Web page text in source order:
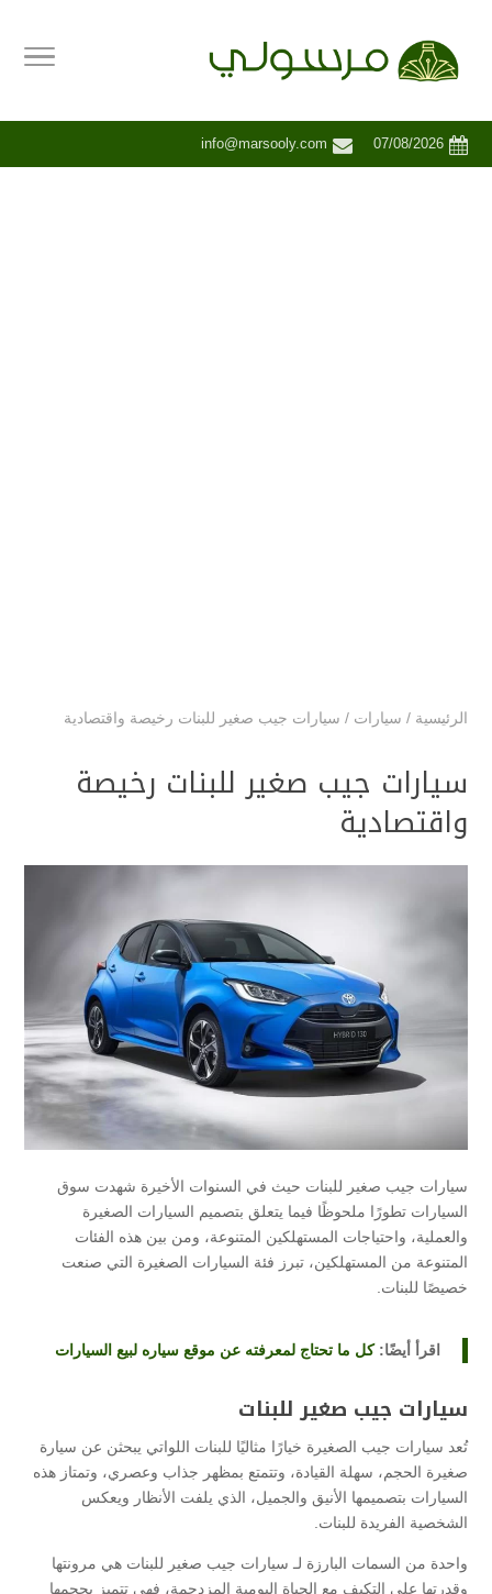
07/08/2026
info@marsooly.com
الرئيسية / سيارات / سيارات جيب صغير للبنات رخيصة واقتصادية
سيارات جيب صغير للبنات رخيصة
واقتصادية
سيارات جيب صغير للبنات حيث في السنوات الأخيرة شهدت سوق
السيارات تطورًا ملحوظًا فيما يتعلق بتصميم السيارات الصغيرة
والعملية، واحتياجات المستهلكين المتنوعة، ومن بين هذه الفئات
المتنوعة من المستهلكين، تبرز فئة السيارات الصغيرة التي صنعت
خصيصًا للبنات.
اقرأ أيضًا:كل ما تحتاج لمعرفته عن موقع سياره لبيع السيارات
سيارات جيب صغير للبنات
تُعد سيارات جيب الصغيرة خيارًا مثاليًا للبنات اللواتي يبحثن عن سيارة
صغيرة الحجم، سهلة القيادة، وتتمتع بمظهر جذاب وعصري، وتمتاز هذه
السيارات بتصميمها الأنيق والجميل، الذي يلفت الأنظار ويعكس
الشخصية الفريدة للبنات.
واحدة من السمات البارزة لـ سيارات جيب صغير للبنات هي مرونتها
وقدرتها على التكيف مع الحياة اليومية المزدحمة، فهي تتميز بحجمها